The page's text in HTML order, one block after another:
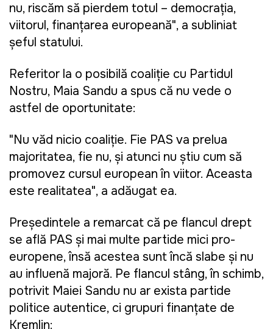
nu, riscăm să pierdem totul – democrația,
viitorul, finanțarea europeană", a subliniat
șeful statului.
Referitor la o posibilă coaliție cu Partidul
Nostru, Maia Sandu a spus că nu vede o
astfel de oportunitate:
"Nu văd nicio coaliție. Fie PAS va prelua
majoritatea, fie nu, și atunci nu știu cum să
promovez cursul european în viitor. Aceasta
este realitatea", a adăugat ea.
Președintele a remarcat că pe flancul drept
se află PAS și mai multe partide mici pro-
europene, însă acestea sunt încă slabe și nu
au influență majoră. Pe flancul stâng, în schimb,
potrivit Maiei Sandu nu ar exista partide
politice autentice, ci grupuri finanțate de
Kremlin: